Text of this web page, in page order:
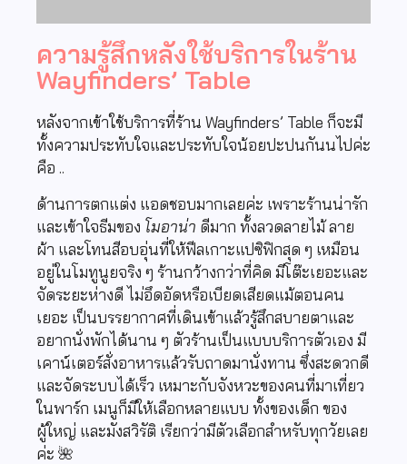
ความรู้สึกหลังใช้บริการในร้าน
Wayfinders’ Table
หลังจากเข้าใช้บริการที่ร้าน Wayfinders’ Table ก็จะมี
ทั้งความประทับใจและประทับใจน้อยปะปนกันนไปค่ะ
คือ ..
ด้านการตกแต่ง แอดชอบมากเลยค่ะ เพราะร้านน่ารัก
และเข้าใจธีมของ โมอาน่า ดีมาก ทั้งลวดลายไม้ ลาย
ผ้า และโทนสีอบอุ่นที่ให้ฟีลเกาะแปซิฟิกสุด ๆ เหมือน
อยู่ในโมทูนูยจริง ๆ ร้านกว้างกว่าที่คิด มีโต๊ะเยอะและ
จัดระยะห่างดี ไม่อึดอัดหรือเบียดเสียดแม้ตอนคน
เยอะ เป็นบรรยากาศที่เดินเข้าแล้วรู้สึกสบายตาและ
อยากนั่งพักได้นาน ๆ ตัวร้านเป็นแบบบริการตัวเอง มี
เคาน์เตอร์สั่งอาหารแล้วรับถาดมานั่งทาน ซึ่งสะดวกดี
และจัดระบบได้เร็ว เหมาะกับจังหวะของคนที่มาเที่ยว
ในพาร์ก เมนูก็มีให้เลือกหลายแบบ ทั้งของเด็ก ของ
ผู้ใหญ่ และมังสวิรัติ เรียกว่ามีตัวเลือกสำหรับทุกวัยเลย
ค่ะ 🌺